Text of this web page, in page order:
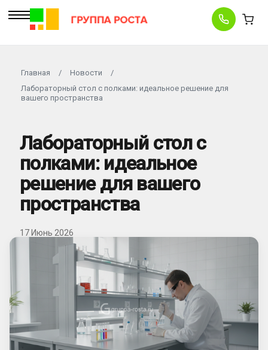
Главная / Новости
/
Лабораторный стол с полками: идеальное решение для
вашего пространства
Лабораторный стол с
полками: идеальное
решение для вашего
пространства
17 Июнь 2026